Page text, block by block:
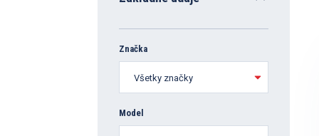
Značka
Model